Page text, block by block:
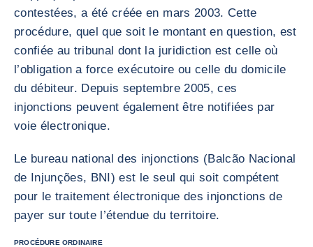
contestées, a été créée en mars 2003. Cette
procédure, quel que soit le montant en question, est
confiée au tribunal dont la juridiction est celle où
l’obligation a force exécutoire ou celle du domicile
du débiteur. Depuis septembre 2005, ces
injonctions peuvent également être notifiées par
voie électronique.
Le bureau national des injonctions (Balcão Nacional
de Injunções, BNI) est le seul qui soit compétent
pour le traitement électronique des injonctions de
payer sur toute l’étendue du territoire.
PROCÉDURE ORDINAIRE